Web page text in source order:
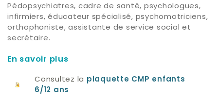
Pédopsychiatres, cadre de santé, psychologues,
infirmiers, éducateur spécialisé, psychomotriciens,
orthophoniste, assistante de service social et
secrétaire.
En savoir plus
Consultez la
plaquette CMP enfants
6/12 ans